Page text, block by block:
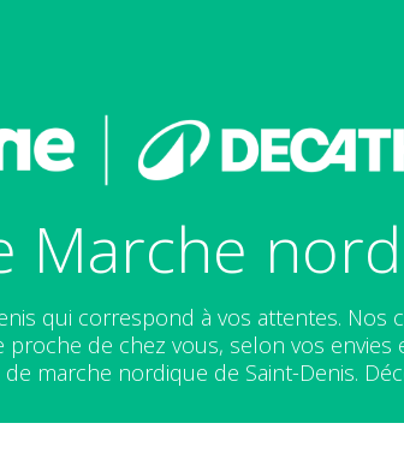
Marche
qui correspond à vos attentes. Nos
de chez vous, selon vos envies
marche nordique de Saint-Denis.